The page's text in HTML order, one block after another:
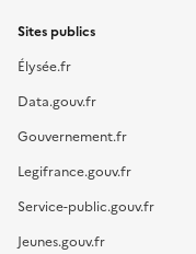
Sites publics
Élysée.fr
Data.gouv.fr
Gouvernement.fr
Legifrance.gouv.fr
Service-public.gouv.fr
Jeunes.gouv.fr